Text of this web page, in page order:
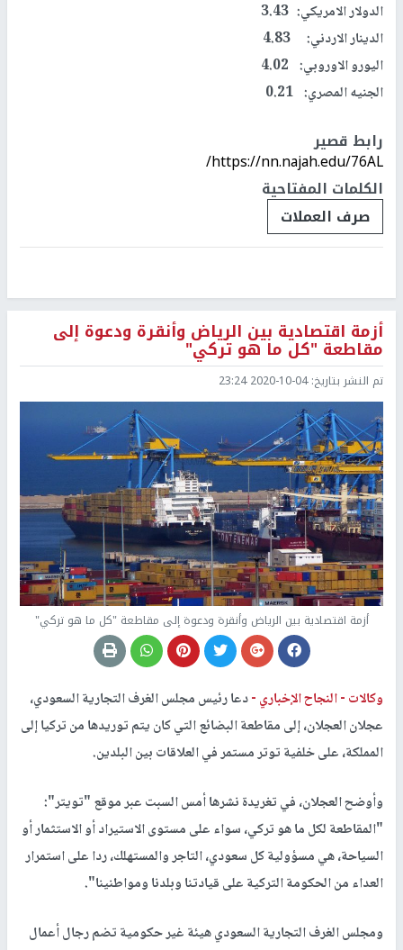
الدولار الامريكي: 3.43
الدينار الاردني: 4.83
اليورو الاوروبي: 4.02
الجنيه المصري: 0.21
رابط قصير
https://nn.najah.edu/76AL/
الكلمات المفتاحية
صرف العملات
أزمة اقتصادية بين الرياض وأنقرة ودعوة إلى
مقاطعة "كل ما هو تركي"
تم النشر بتاريخ:2020-10-04 23:24
أزمة اقتصادية بين الرياض وأنقرة ودعوة إلى مقاطعة "كل ما هو تركي"
وكالات -النجاح الإخباري -دعا رئيس مجلس الغرف التجارية السعودي،
عجلان العجلان، إلى مقاطعة البضائع التي كان يتم توريدها من تركيا إلى
المملكة، على خلفية توتر مستمر في العلاقات بين البلدين.
وأوضح العجلان، في تغريدة نشرها أمس السبت عبر موقع "تويتر":
"المقاطعة لكل ما هو تركي، سواء على مستوى الاستيراد أو الاستثمار أو
السياحة، هي مسؤولية كل سعودي، التاجر والمستهلك، ردا على استمرار
العداء من الحكومة التركية على قيادتنا وبلدنا ومواطنينا".
ومجلس الغرف التجارية السعودي هيئة غير حكومية تضم رجال أعمال